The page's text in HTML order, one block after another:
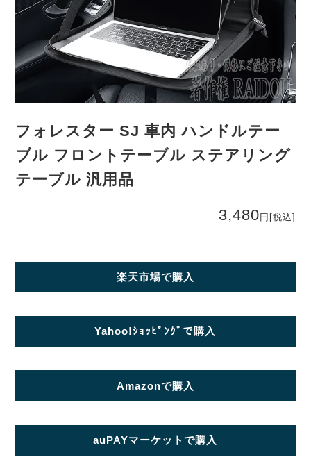
フォレスター SJ 車内 ハンドルテー
ブル フロントテーブル ステアリング
テーブル 汎用品
3,480円 [税込]
楽天市場で購入
Yahoo!ｼｮｯﾋﾟﾝｸﾞで購入
Amazonで購入
auPAYマーケットで購入